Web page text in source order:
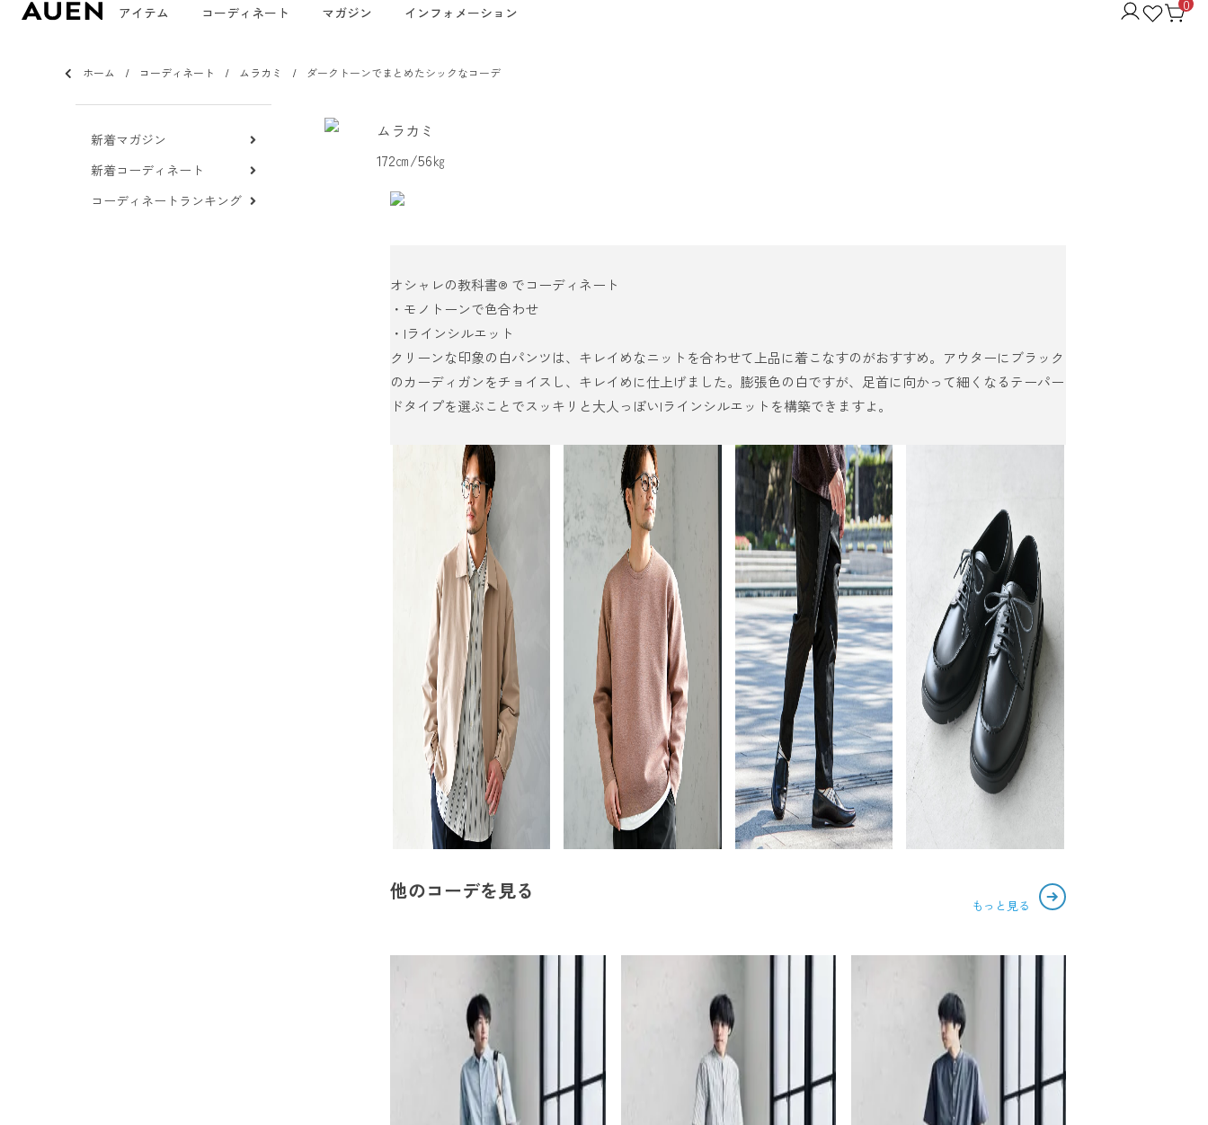
アイテム コーディネート マガジン インフォメーション 0
ホーム コーディネート ムラカミ ダークトーンでまとめたシックなコーデ
新着マガジン
新着コーディネート
コーディネートランキング
ムラカミ
172㎝/56㎏
オシャレの教科書® でコーディネート
・モノトーンで色合わせ
・Iラインシルエット
クリーンな印象の白パンツは、キレイめなニットを合わせて上品に着こなすのがおすすめ。アウターにブラック
のカーディガンをチョイスし、キレイめに仕上げました。膨張色の白ですが、足首に向かって細くなるテーパー
ドタイプを選ぶことでスッキリと大人っぽいIラインシルエットを構築できますよ。
他のコーデを見る
もっと見る